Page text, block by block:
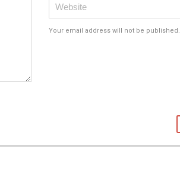
Your email address will not be published.